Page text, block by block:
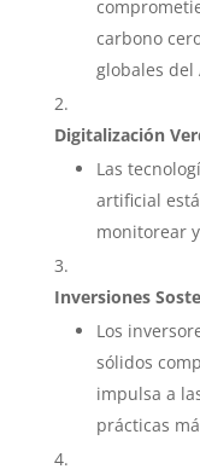
carbono
globales del
Digitalización
Las
artificial
monitorear
Inversiones
Los
sólidos
impulsa a
prácticas